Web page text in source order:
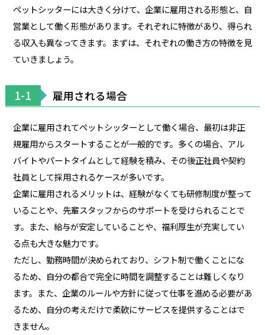
ペットシッターには大きく分けて、企業に雇用される形態と、自
営業として働く形態があります。それぞれに特徴があり、得られ
る収入も異なってきます。まずは、それぞれの働き方の特徴を見
ていきましょう。
1-1 雇用される場合
企業に雇用されてペットシッターとして働く場合、最初は非正
規雇用からスタートすることが一般的です。多くの場合、アル
バイトやパートタイムとして経験を積み、その後正社員や契約
社員として採用されるケースが多いです。
企業に雇用されるメリットは、経験がなくても研修制度が整って
いることや、先輩スタッフからのサポートを受けられることで
す。また、給与が安定していることや、福利厚生が充実してい
る点も大きな魅力です。
ただし、勤務時間が決められており、シフト制で働くことにな
るため、自分の都合で完全に時間を調整することは難しくなり
ます。また、企業のルールや方針に従って仕事を進める必要があ
るため、自分の考えだけで柔軟にサービスを提供することはで
きません。